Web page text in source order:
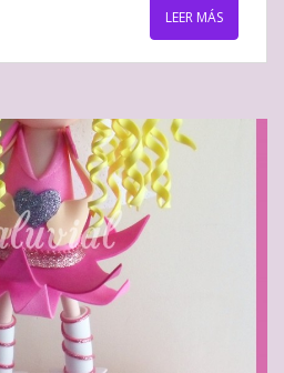
LEER MÁS